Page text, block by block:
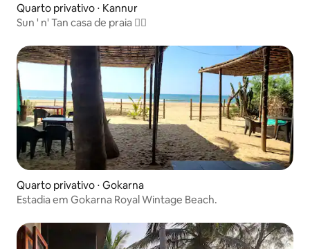
Quarto privativo ⋅ Kannur
Sun ' n' Tan casa de praia 🏊‍♂️
Quarto privativo ⋅ Gokarna
Estadia em Gokarna Royal Wintage Beach.